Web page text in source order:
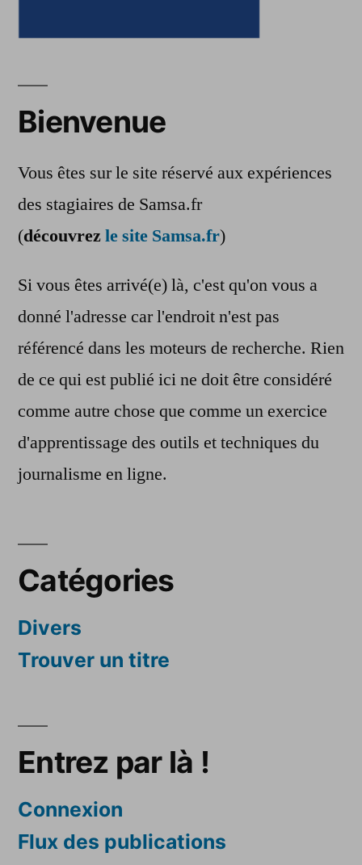
Bienvenue
Vous êtes sur le site réservé aux expériences
des stagiaires de Samsa.fr
(découvrezle site Samsa.fr)
Si vous êtes arrivé(e) là, c'est qu'on vous a
donné l'adresse car l'endroit n'est pas
référencé dans les moteurs de recherche. Rien
de ce qui est publié ici ne doit être considéré
comme autre chose que comme un exercice
d'apprentissage des outils et techniques du
journalisme en ligne.
Catégories
Divers
Trouver un titre
Entrez par là !
Connexion
Flux des publications